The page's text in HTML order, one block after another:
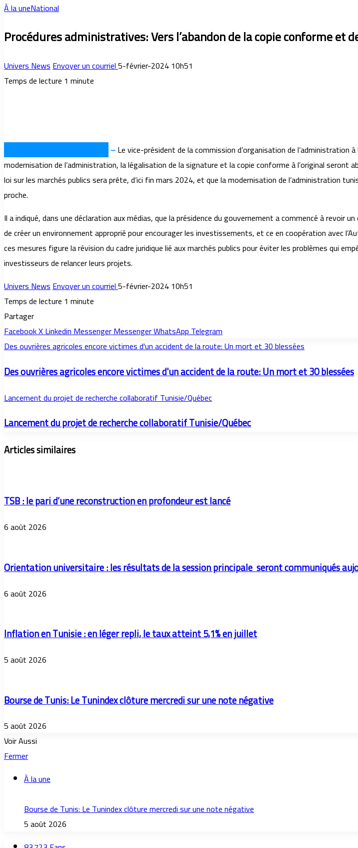
À la uneNational
Procédures administratives: Vers l’abandon de la copie conforme et
Univers NewsEnvoyer un courriel5-février-2024 10h51
Temps de lecture 1 minute
–Le vice-président de la commission d’organisation de l’administration
modernisation de l’administration, la légalisation de la signature et la copie conforme à l’original
loi sur les marchés publics sera prête, d’ici fin mars 2024, et que la modernisation de l’administration
proche.
Il a indiqué, dans une déclaration aux médias, que la présidence du gouvernement a commencé à revoir
de créer un environnement approprié pour encourager les investissements, et ce en coopération avec
ces mesures figure la révision du cadre juridique lié aux marchés publics pour éviter les problèmes qui
investisseurs de relancer leurs projets.
Univers NewsEnvoyer un courriel5-février-2024 10h51
Temps de lecture 1 minute
Partager
FacebookXLinkedinMessengerMessengerWhatsAppTelegram
Des ouvrières agricoles encore victimes d'un accident de la route: Un mort et 30 blessées
Des ouvrières agricoles encore victimes d'un accident de la route: Un mort et 30 blessées
Lancement du projet de recherche collaboratif Tunisie/Québec
Lancement du projet de recherche collaboratif Tunisie/Québec
Articles similaires
TSB : le pari d’une reconstruction en profondeur est lancé
6 août 2026
Orientation universitaire : les résultats de la session principale seront communiqués
6 août 2026
Inflation en Tunisie : en léger repli, le taux atteint 5,1% en juillet
5 août 2026
Bourse de Tunis: Le Tunindex clôture mercredi sur une note négative
5 août 2026
Voir Aussi
Fermer
À la une
Bourse de Tunis: Le Tunindex clôture mercredi sur une note négative
5 août 2026